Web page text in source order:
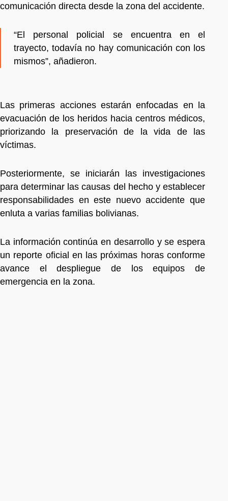
comunicación directa desde la zona del accidente.
“El personal policial se encuentra en el
trayecto, todavía no hay comunicación con los
mismos”, añadieron.
Las primeras acciones estarán enfocadas en la
evacuación de los heridos hacia centros médicos,
priorizando la preservación de la vida de las
víctimas.
Posteriormente, se iniciarán las investigaciones
para determinar las causas del hecho y establecer
responsabilidades en este nuevo accidente que
enluta a varias familias bolivianas.
La información continúa en desarrollo y se espera
un reporte oficial en las próximas horas conforme
avance el despliegue de los equipos de
emergencia en la zona.